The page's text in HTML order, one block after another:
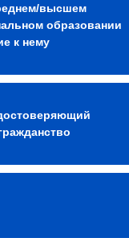
высшем
образовании
к нему